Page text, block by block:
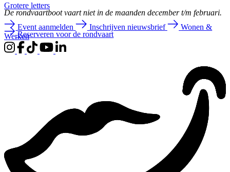
Grotere letters
Event aanmelden Inschrijven nieuwsbrief
Wonen &
Werken
De rondvaartboot vaart niet in de maanden december t/m februari.
Reserveren voor de rondvaart